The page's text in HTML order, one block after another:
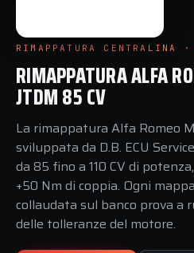
RIMAPPATURA CENTRALINA ·
RIMAPPATURA ALFA
JTDM 85 CV
La rimappatura Alfa Romeo
sviluppata da D.B. ECU
da 85 fino a 110 CV di
+50 Nm di coppia. Ogni
collaudata sul banco prova a
delle tolleranze del motore.